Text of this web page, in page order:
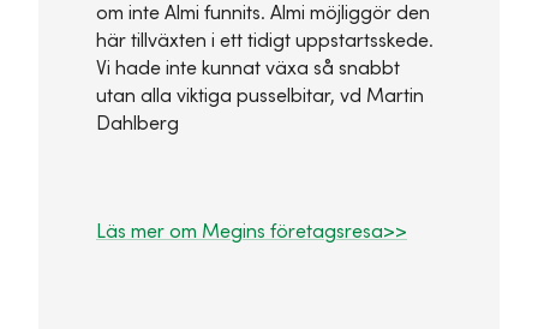
om inte Almi funnits. Almi möjliggör den
här tillväxten i ett tidigt uppstartsskede.
Vi hade inte kunnat växa så snabbt
utan alla viktiga pusselbitar, vd Martin
Dahlberg
Läs mer om Megins företagsresa>>